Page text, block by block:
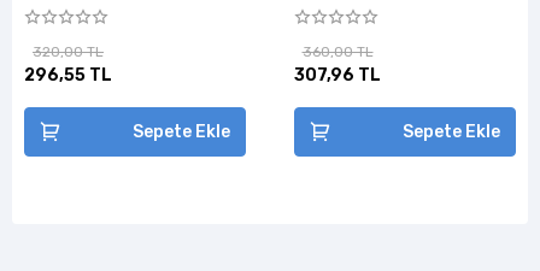
320,00 TL
296,55 TL
Sepete Ekle
360,00 TL
307,96 TL
Sepete Ekle